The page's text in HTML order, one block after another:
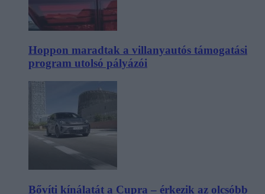
Hoppon maradtak a villanyautós támogatási
program utolsó pályázói
Bővíti kínálatát a Cupra – érkezik az olcsóbb